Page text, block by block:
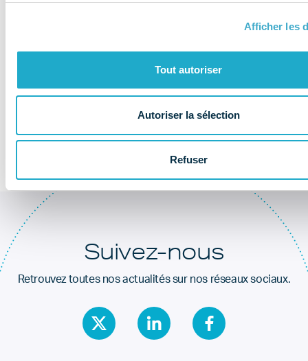
Afficher les
Tout autoriser
Autoriser la sélection
Refuser
Au coeur de la
santé dentaire
Suivez-nous
Retrouvez toutes nos actualités sur nos réseaux sociaux.